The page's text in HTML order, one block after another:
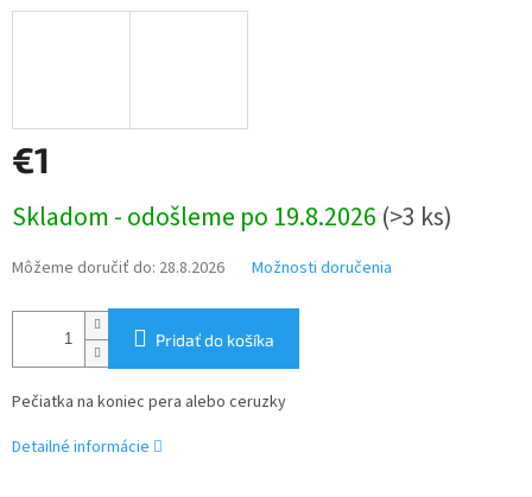
€1
cena:
Skladom - odošleme po 19.8.2026 (>3 ks)
Môžeme doručiť do: 28.8.2026 Možnosti doručenia
Pridať do košíka
Pečiatka na koniec pera alebo ceruzky
Detailné informácie